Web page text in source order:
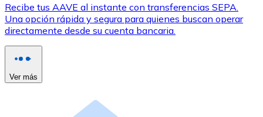
Recibe tus AAVE al instante con transferencias SEPA.
Una opción rápida y segura para quienes buscan operar
directamente desde su cuenta bancaria.
Ver más